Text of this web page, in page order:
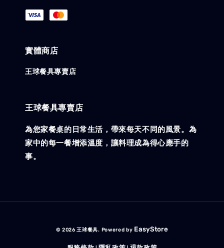
實體商店
王球餐具專賣店
王球餐具專賣店
為您家餐桌的日常生活，帶來每天不同的風景。為
家中的每一餐增添溫度，讓料理成為得心應手的
事。
© 2026 王球餐具. Powered by EasyStore